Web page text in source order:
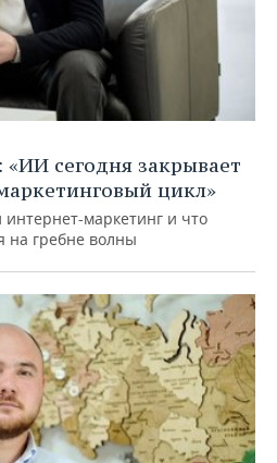
сегодня закрывает
цикл»
маркетинг и что
на гребне волны